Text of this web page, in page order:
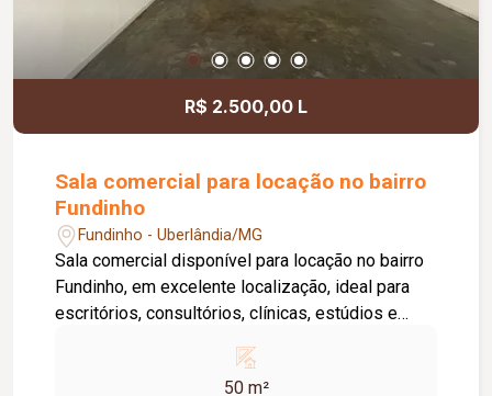
locatário. Entre em contato para mais
informações e agende uma visita.
R$ 2.500,00 L
Sala comercial para locação no bairro
Fundinho
Fundinho - Uberlândia/MG
Sala comercial disponível para locação no bairro
Fundinho, em excelente localização, ideal para
escritórios, consultórios, clínicas, estúdios e
aproximadamente 50 m², forro em gesso, copa,
50 m²